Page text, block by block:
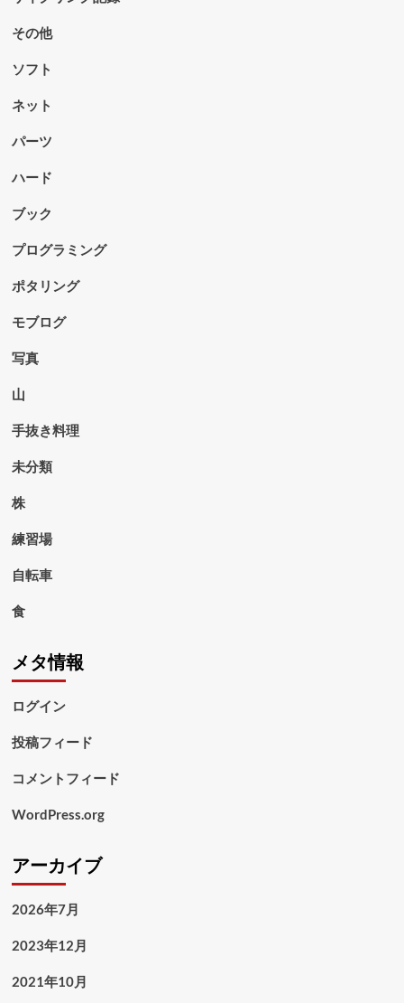
その他
ソフト
ネット
パーツ
ハード
ブック
プログラミング
ポタリング
モブログ
写真
山
手抜き料理
未分類
株
練習場
自転車
食
メタ情報
ログイン
投稿フィード
コメントフィード
WordPress.org
アーカイブ
2026年7月
2023年12月
2021年10月